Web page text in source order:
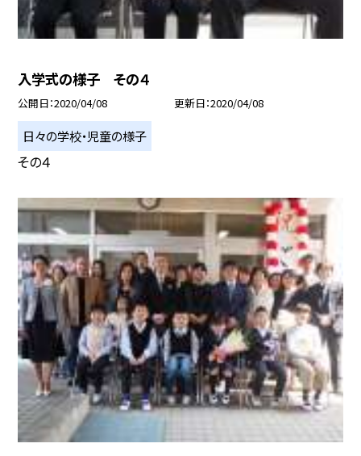
入学式の様子 その４
公開日 2020/04/08 更新日 2020/04/08
日々の学校・児童の様子
その４